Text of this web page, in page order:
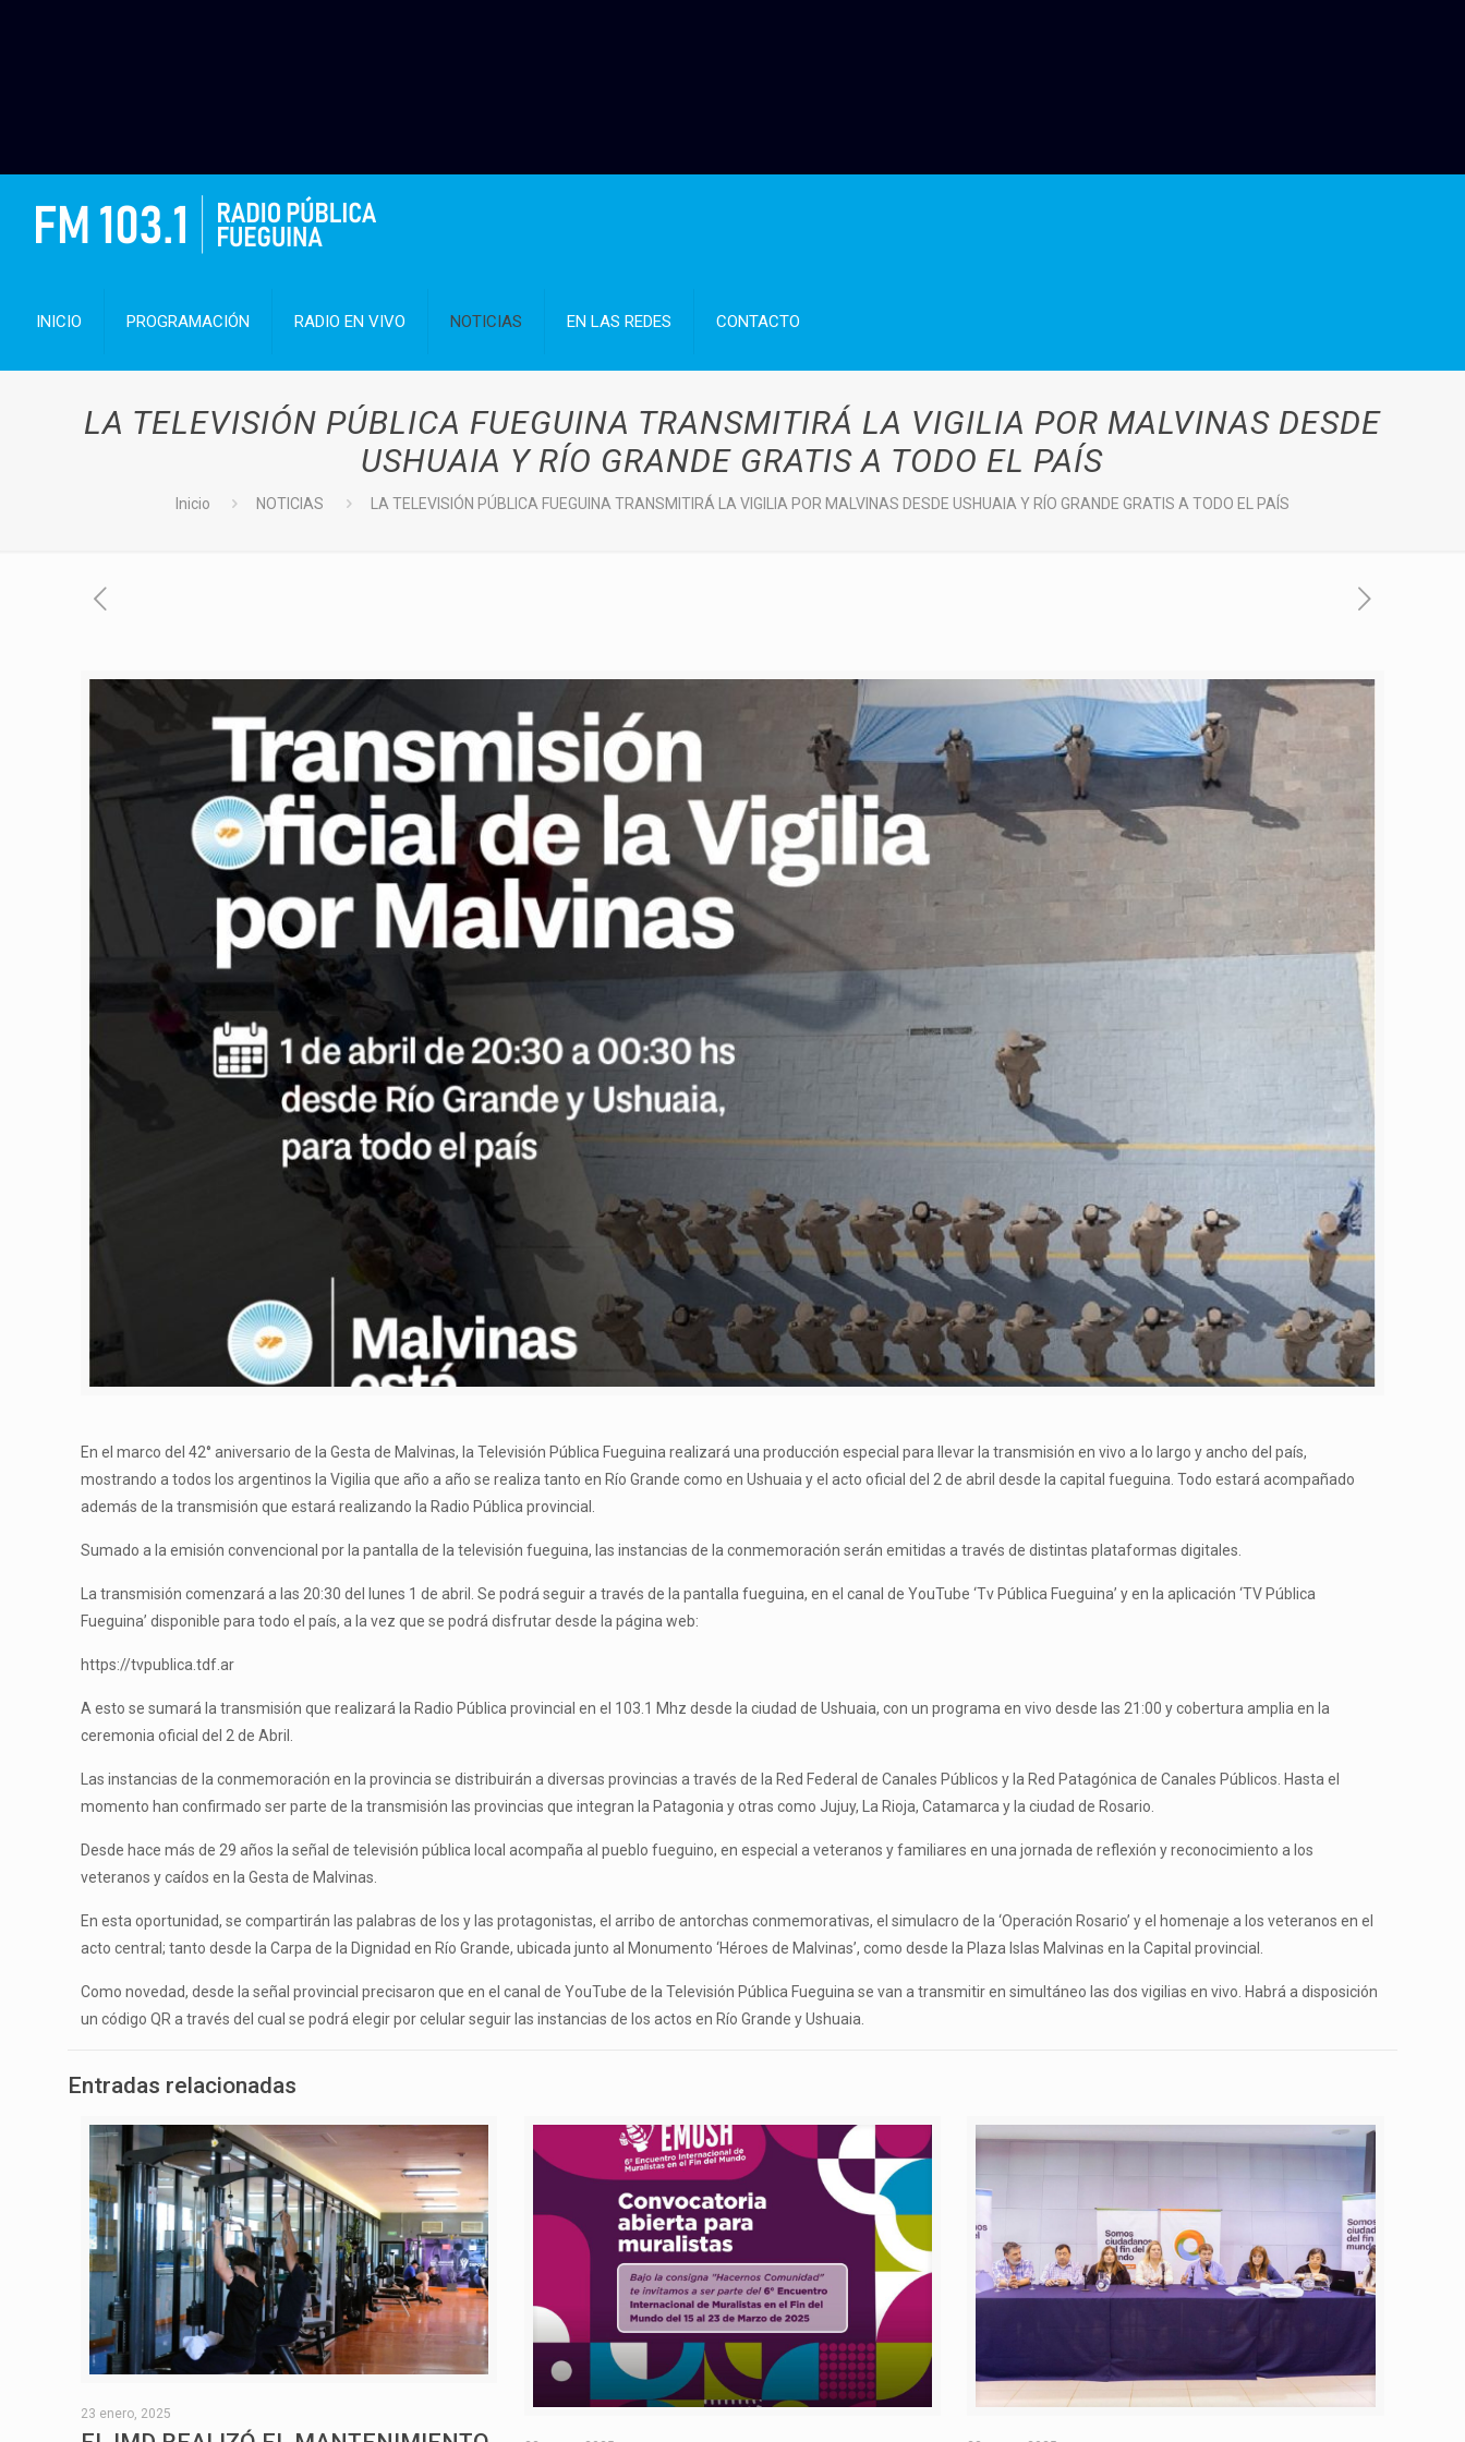
INICIO PROGRAMACIÓN RADIO EN VIVO NOTICIAS EN LAS REDES CONTACTO
LA TELEVISIÓN PÚBLICA FUEGUINA TRANSMITIRÁ LA VIGILIA POR MALVINAS DESDE
USHUAIA Y RÍO GRANDE GRATIS A TODO EL PAÍS
Inicio NOTICIAS LA TELEVISIÓN PÚBLICA FUEGUINA TRANSMITIRÁ LA VIGILIA POR MALVINAS DESDE USHUAIA Y RÍO GRANDE GRATIS A TODO EL PAÍS
En el marco del 42° aniversario de la Gesta de Malvinas, la Televisión Pública Fueguina realizará una producción especial para llevar la transmisión en vivo a lo largo y ancho del país,
mostrando a todos los argentinos la Vigilia que año a año se realiza tanto en Río Grande como en Ushuaia y el acto oficial del 2 de abril desde la capital fueguina. Todo estará acompañado
además de la transmisión que estará realizando la Radio Pública provincial.
Sumado a la emisión convencional por la pantalla de la televisión fueguina, las instancias de la conmemoración serán emitidas a través de distintas plataformas digitales.
La transmisión comenzará a las 20:30 del lunes 1 de abril. Se podrá seguir a través de la pantalla fueguina, en el canal de YouTube ‘Tv Pública Fueguina’ y en la aplicación ‘TV Pública
Fueguina’ disponible para todo el país, a la vez que se podrá disfrutar desde la página web:
https://tvpublica.tdf.ar
A esto se sumará la transmisión que realizará la Radio Pública provincial en el 103.1 Mhz desde la ciudad de Ushuaia, con un programa en vivo desde las 21:00 y cobertura amplia en la
ceremonia oficial del 2 de Abril.
Las instancias de la conmemoración en la provincia se distribuirán a diversas provincias a través de la Red Federal de Canales Públicos y la Red Patagónica de Canales Públicos. Hasta el
momento han confirmado ser parte de la transmisión las provincias que integran la Patagonia y otras como Jujuy, La Rioja, Catamarca y la ciudad de Rosario.
Desde hace más de 29 años la señal de televisión pública local acompaña al pueblo fueguino, en especial a veteranos y familiares en una jornada de reflexión y reconocimiento a los
veteranos y caídos en la Gesta de Malvinas.
En esta oportunidad, se compartirán las palabras de los y las protagonistas, el arribo de antorchas conmemorativas, el simulacro de la ‘Operación Rosario’ y el homenaje a los veteranos en el
acto central; tanto desde la Carpa de la Dignidad en Río Grande, ubicada junto al Monumento ‘Héroes de Malvinas’, como desde la Plaza Islas Malvinas en la Capital provincial.
Como novedad, desde la señal provincial precisaron que en el canal de YouTube de la Televisión Pública Fueguina se van a transmitir en simultáneo las dos vigilias en vivo. Habrá a disposición
un código QR a través del cual se podrá elegir por celular seguir las instancias de los actos en Río Grande y Ushuaia.
Entradas relacionadas
23 enero, 2025